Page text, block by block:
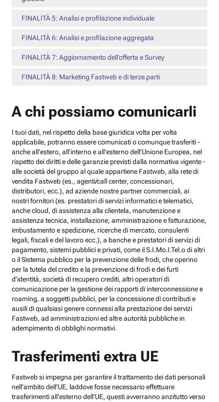
FINALITÀ 5: Analisi e profilazione individuale
FINALITÀ 6: Analisi e profilazione aggregata
FINALITÀ 7: Aggiornamento dell’offerta e Survey
FINALITÀ 8: Marketing Fastweb e di terze parti
A chi possiamo comunicarli
I tuoi dati, nel rispetto della base giuridica volta per volta
applicabile, potranno essere comunicati o comunque trasferiti -
anche all’estero, all’interno e all’esterno dell’Unione Europea, nel
rispetto dei diritti e delle garanzie previsti dalla normativa vigente -
alle società del gruppo al quale appartiene Fastweb, alla rete di
vendita Fastweb (es., agenti/call center, concessionari,
distributori, ecc.), ad aziende nostre partner commerciali, ai
nostri fornitori (es. prestatori di servizi informatici e telematici,
anche cloud, di assistenza alla clientela, manutenzione e
assistenza tecnica, installazione, amministrazione e fatturazione,
imbustamento e spedizione, ricerche di mercato, consulenti
legali, fiscali e del lavoro ecc.), a banche e prestatori di servizi di
pagamento, sistemi pubblici e privati, come il S.I.Mo.I.Tel.o di altri
o il Sistema pubblico per la prevenzione delle frodi, che operino
per la tutela del credito e la prevenzione di frodi e dei furti
d’identità, società di recupero crediti, altri operatori di
comunicazione per la gestione dei rapporti di interconnessione e
roaming, a soggetti pubblici, per la concessione di contributi e
ausili di qualsiasi genere connessi alla prestazione dei servizi
Fastweb, ad amministrazioni ed altre autorità pubbliche in
adempimento di obblighi normativi.
Trasferimenti extra UE
Fastweb si impegna per garantire il trattamento dei dati personali
nell’ambito dell’UE, laddove fosse necessario effettuare
trasferimenti all’esterno dell’UE, questi avverranno anzitutto verso